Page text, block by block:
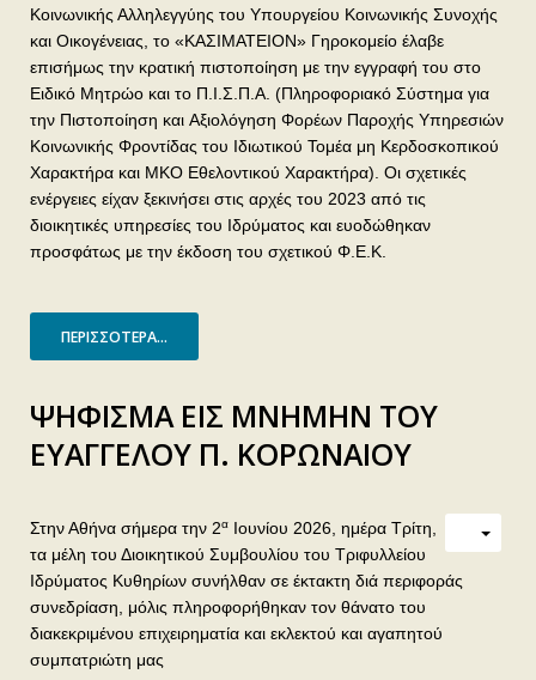
Κοινωνικής Αλληλεγγύης του Υπουργείου Κοινωνικής Συνοχής
και Οικογένειας, το «ΚΑΣΙΜΑΤΕΙΟΝ» Γηροκομείο έλαβε
επισήμως την κρατική πιστοποίηση με την εγγραφή του στο
Ειδικό Μητρώο και το Π.Ι.Σ.Π.Α. (Πληροφοριακό Σύστημα για
την Πιστοποίηση και Αξιολόγηση Φορέων Παροχής Υπηρεσιών
Κοινωνικής Φροντίδας του Ιδιωτικού Τομέα μη Κερδοσκοπικού
Χαρακτήρα και ΜΚΟ Εθελοντικού Χαρακτήρα). Οι σχετικές
ενέργειες είχαν ξεκινήσει στις αρχές του 2023 από τις
διοικητικές υπηρεσίες του Ιδρύματος και ευοδώθηκαν
προσφάτως με την έκδοση του σχετικού Φ.Ε.Κ.
ΠΕΡΙΣΣΌΤΕΡΑ...
ΨΗΦΙΣΜΑ ΕΙΣ ΜΝΗΜΗΝ ΤΟΥ
ΕΥΑΓΓΕΛΟΥ Π. ΚΟΡΩΝΑΙΟΥ
Στην Αθήνα σήμερα την 2α Ιουνίου 2026, ημέρα Τρίτη,
τα μέλη του Διοικητικού Συμβουλίου του Τριφυλλείου
Ιδρύματος Κυθηρίων συνήλθαν σε έκτακτη διά περιφοράς
συνεδρίαση, μόλις πληροφορήθηκαν τον θάνατο του
διακεκριμένου επιχειρηματία και εκλεκτού και αγαπητού
συμπατριώτη μας